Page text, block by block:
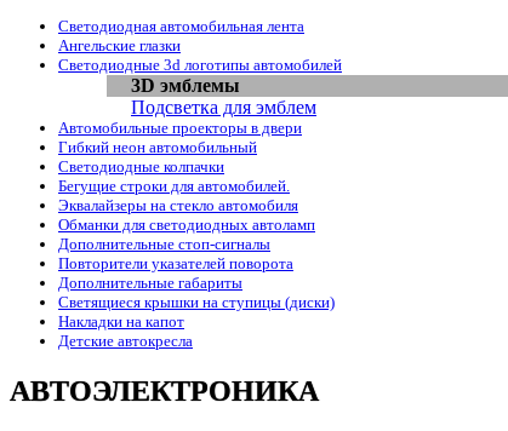
Светодиодная автомобильная лента
Ангельские глазки
Светодиодные 3d логотипы автомобилей
3D эмблемы
Подсветка для эмблем
Автомобильные проекторы в двери
Гибкий неон автомобильный
Светодиодные колпачки
Бегущие строки для автомобилей.
Эквалайзеры на стекло автомобиля
Обманки для светодиодных автоламп
Дополнительные стоп-сигналы
Повторители указателей поворота
Дополнительные габариты
Светящиеся крышки на ступицы (диски)
Накладки на капот
Детские автокресла
АВТОЭЛЕКТРОНИКА